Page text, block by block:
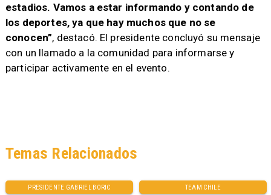
estadios. Vamos a estar informando y contando de
los deportes, ya que hay muchos que no se
conocen”, destacó. El presidente concluyó su mensaje
con un llamado a la comunidad para informarse y
participar activamente en el evento.
PRESIDENTE GABRIEL BORIC TEAM CHILE
Temas Relacionados